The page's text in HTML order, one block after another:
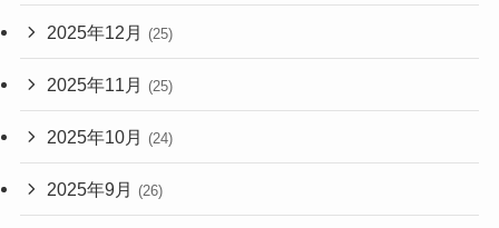
2025年12月 (25)
2025年11月 (25)
2025年10月 (24)
2025年9月 (26)